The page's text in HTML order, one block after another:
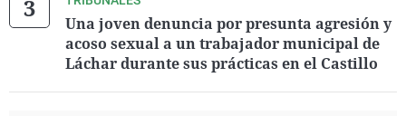
Una joven denuncia por presunta agresión y
acoso sexual a un trabajador municipal de
Láchar durante sus prácticas en el Castillo